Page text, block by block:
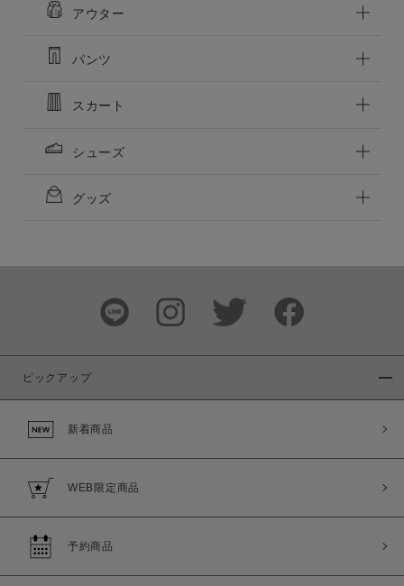
アウター
パンツ
スカート
シューズ
グッズ
ピックアップ
新着商品
WEB限定商品
予約商品